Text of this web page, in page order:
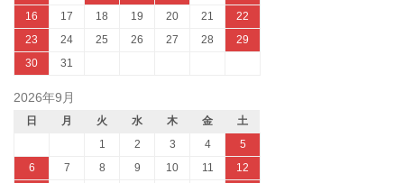
16
17 18 19 20 21
22
23
24 25 26 27 28
29
30
31
2026年9月
日 月 火 水 木 金
土
1
2 3 4
5
6
7 8 9 10 11
12